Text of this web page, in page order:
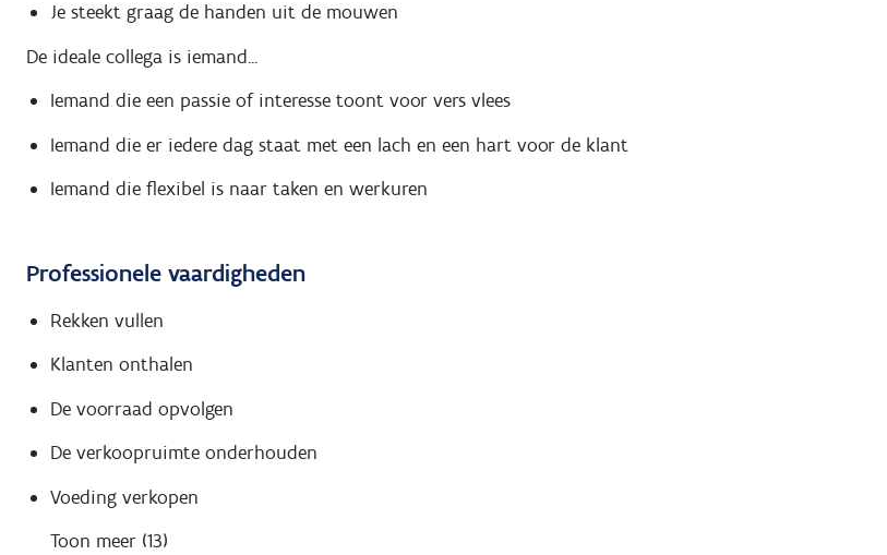
Je steekt graag de handen uit de mouwen
De ideale collega is iemand...
Iemand die een passie of interesse toont voor vers vlees
Iemand die er iedere dag staat met een lach en een hart voor de klant
Iemand die flexibel is naar taken en werkuren
Professionele vaardigheden
Rekken vullen
Klanten onthalen
De voorraad opvolgen
De verkoopruimte onderhouden
Voeding verkopen
Toon meer (13)